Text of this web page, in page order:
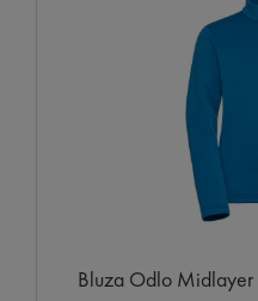
Bluza Odlo